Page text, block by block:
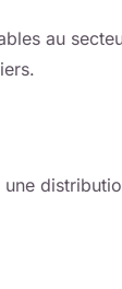
au
une